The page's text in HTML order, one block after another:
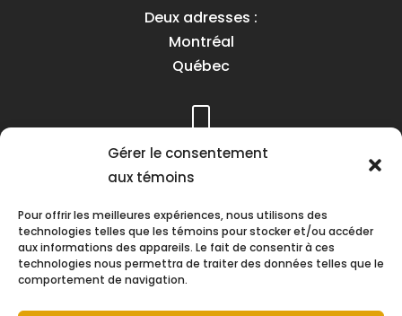
Gérer le consentement
aux témoins
Pour offrir les meilleures expériences, nous utilisons des
technologies telles que les témoins pour stocker et/ou accéder
aux informations des appareils. Le fait de consentir à ces
technologies nous permettra de traiter des données telles que le
comportement de navigation.
Deux adresses :
Montréal
Québec
Téléphone :
(418) 622-1001
Heures d’ouverture :